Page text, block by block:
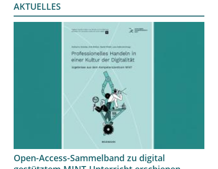
AKTUELLES
Open-Access-Sammelband zu digital